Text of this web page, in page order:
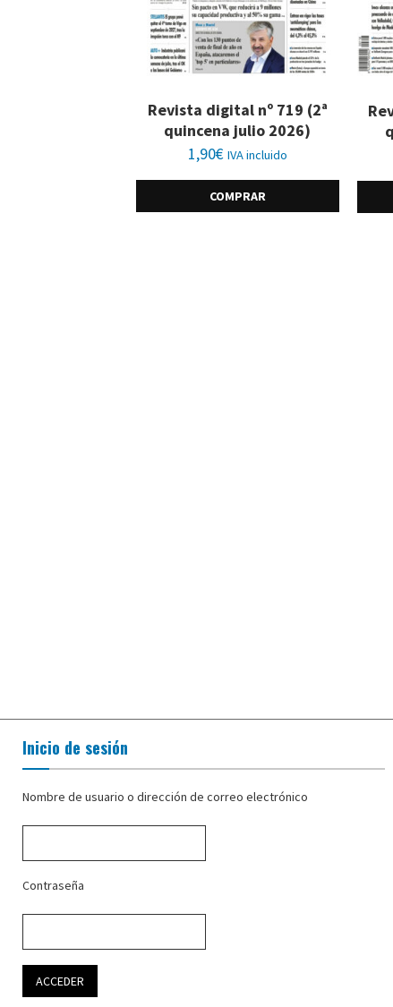
Revista digital nº 719 (2ª
quincena julio 2026)
1,90€ IVA incluido
COMPRAR
Inicio de sesión
Nombre de usuario o dirección de correo electrónico
Contraseña